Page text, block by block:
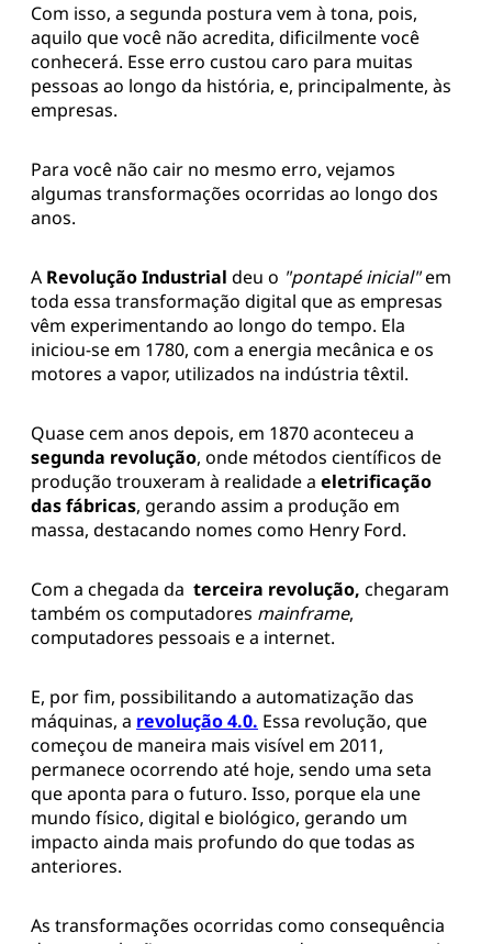
Com isso, a segunda postura vem à tona, pois,
aquilo que você não acredita, dificilmente você
conhecerá. Esse erro custou caro para muitas
pessoas ao longo da história, e, principalmente, às
empresas.
Para você não cair no mesmo erro, vejamos
algumas transformações ocorridas ao longo dos
anos.
A Revolução Industrial deu o "pontapé inicial"em
toda essa transformação digital que as empresas
vêm experimentando ao longo do tempo. Ela
iniciou-se em 1780, com a energia mecânica e os
motores a vapor, utilizados na indústria têxtil.
Quase cem anos depois, em 1870 aconteceu a
segunda revolução, onde métodos científicos de
produção trouxeram à realidade a eletrificação
das fábricas, gerando assim a produção em
massa, destacando nomes como Henry Ford.
Com a chegada da terceira revolução, chegaram
também os computadores mainframe,
computadores pessoais e a internet.
E, por fim, possibilitando a automatização das
máquinas, a revolução 4.0. Essa revolução, que
começou de maneira mais visível em 2011,
permanece ocorrendo até hoje, sendo uma seta
que aponta para o futuro. Isso, porque ela une
mundo físico, digital e biológico, gerando um
impacto ainda mais profundo do que todas as
anteriores.
As transformações ocorridas como consequência